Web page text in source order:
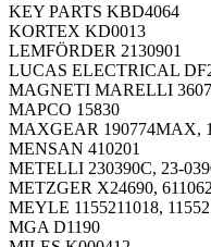
KEY PARTS KBD4064
KORTEX KD0013
LEMFÖRDER 2130901
LUCAS ELECTRICAL
MAGNETI MARELLI
MAPCO 15830
MAXGEAR 190774MAX,
MENSAN 410201
METELLI 230390C, 23-
METZGER X24690,
MEYLE 1155211018,
MGA D1190